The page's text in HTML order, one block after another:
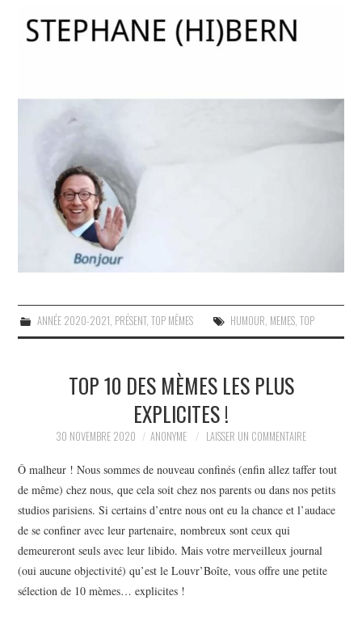
ANNÉE 2020-2021, PRÉSENT, TOP MÊMES HUMOUR, MEMES, TOP
TOP 10 DES MÈMES LES PLUS
EXPLICITES !
30 NOVEMBRE 2020 ANONYME LAISSER UN COMMENTAIRE
Ô malheur ! Nous sommes de nouveau confinés (enfin allez taffer tout
de même) chez nous, que cela soit chez nos parents ou dans nos petits
studios parisiens. Si certains d’entre nous ont eu la chance et l’audace
de se confiner avec leur partenaire, nombreux sont ceux qui
demeureront seuls avec leur libido. Mais votre merveilleux journal
(oui aucune objectivité) qu’est le Louvr’Boîte, vous offre une petite
sélection de 10 mèmes… explicites !